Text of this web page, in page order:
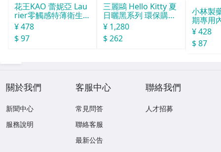
花王KAO 蕾妮亞 Lau
rier零觸感特薄衛生
棉 日用２８個入
¥ 478
$ 97
三麗鷗 Hello Kitty 夏
日曬黑系列 環保購物
袋（M）
¥ 1,280
$ 262
小林製
期專用
劑
¥ 428
$ 87
關於我們
新聞中心
服務說明
客服中心
常見問答
聯絡客服
最新公告
聯絡我們
人才招募